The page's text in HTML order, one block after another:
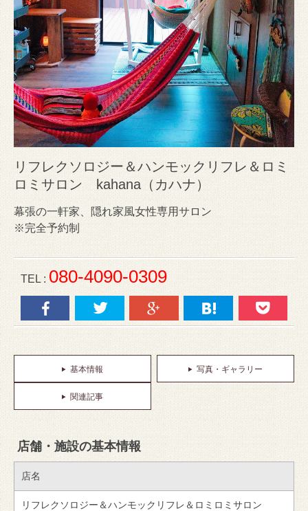
リフレクソロジー＆ハンモックリフレ＆ロミ
ロミサロン kahana（カハナ）
幕張の一軒家、隠れ家風女性専用サロン
※完全予約制
TEL : 080-4090-0309
基本情報 写真・ギャラリー
関連記事
店舗・施設の基本情報
店名
リフレクソロジー＆ハンモックリフレ＆ロミロミサロン